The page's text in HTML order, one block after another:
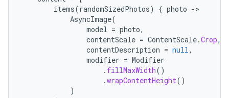
items(randomSizedPhotos) { photo -
AsyncImage(
model = photo,
contentScale = ContentScale.Crop,
contentDescription = null,
modifier = Modifier
. fillMaxWidth()
.wrapContentHeight()
)